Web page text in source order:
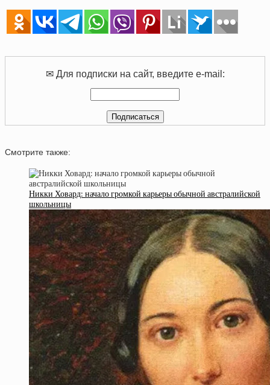
✉ Для подписки на сайт, введите e-mail:
Смотрите также:
Никки Ховард: начало громкой карьеры обычной австралийской
школьницы